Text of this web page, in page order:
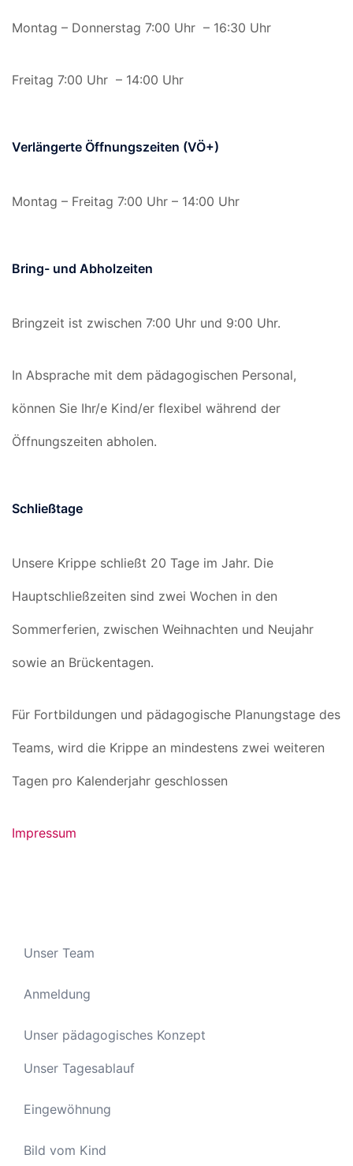
Montag – Donnerstag 7:00 Uhr – 16:30 Uhr
Freitag 7:00 Uhr – 14:00 Uhr
Verlängerte Öffnungszeiten (VÖ+)
Montag – Freitag 7:00 Uhr – 14:00 Uhr
Bring- und Abholzeiten
Bringzeit ist zwischen 7:00 Uhr und 9:00 Uhr.
In Absprache mit dem pädagogischen Personal,
können Sie Ihr/e Kind/er flexibel während der
Öffnungszeiten abholen.
Schließtage
Unsere Krippe schließt 20 Tage im Jahr. Die
Hauptschließzeiten sind zwei Wochen in den
Sommerferien, zwischen Weihnachten und Neujahr
sowie an Brückentagen.
Für Fortbildungen und pädagogische Planungstage des
Teams, wird die Krippe an mindestens zwei weiteren
Tagen pro Kalenderjahr geschlossen
Impressum
Unser Team
Anmeldung
Unser pädagogisches Konzept
Unser Tagesablauf
Eingewöhnung
Bild vom Kind